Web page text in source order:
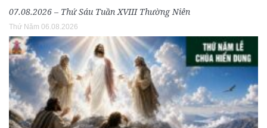
07.08.2026 – Thứ Sáu Tuần XVIII Thường Niên
Thứ Năm 06.08.2026